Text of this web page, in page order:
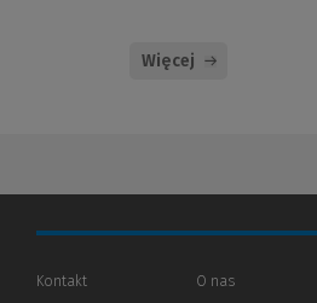
Więcej
Kontakt
O nas